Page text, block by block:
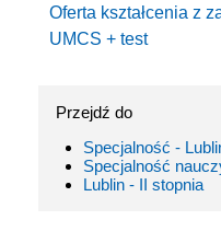
Oferta kształcenia z
UMCS + test
Przejdź do
Specjalność -
Specjalność
Lublin - II stopnia